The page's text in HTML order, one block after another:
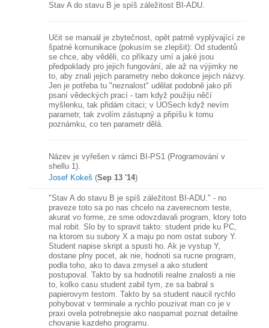
Stav A do stavu B je spíš záležitost BI-ADU.
Učit se manuál je zbytečnost, opět patrně vyplývající ze
špatné komunikace (pokusím se zlepšit): Od studentů
se chce, aby věděli, co příkazy umí a jaké jsou
předpoklady pro jejich fungování, ale až na výjimky ne
to, aby znali jejich parametry nebo dokonce jejich názvy.
Jen je potřeba tu "neznalost" udělat podobně jako při
psaní vědeckých prací - tam když použiju něčí
myšlenku, tak přidám citaci; v UOSech když nevím
parametr, tak zvolím zástupný a připíšu k tomu
poznámku, co ten parametr dělá.
Název je vyřešen v rámci BI-PS1 (Programování v
shellu 1).
Josef Kokeš (Sep 13 '14)
"Stav A do stavu B je spíš záležitost BI-ADU." - no
praveze toto sa po nas chcelo na zaverecnom teste,
akurat vo forme, ze sme odovzdavali program, ktory toto
mal robit. Slo by to spravit takto: student pride ku PC,
na ktorom su subory X a maju po nom ostat subory Y.
Student napise skript a spusti ho. Ak je vystup Y,
dostane plny pocet, ak nie, hodnoti sa rucne program,
podla toho, ako to dava zmysel a ako student
postupoval. Takto by sa hodnotili realne znalosti a nie
to, kolko casu student zabil tym, ze sa babral s
papierovym testom. Takto by sa student naucil rychlo
pohybovat v terminale a rychlo pouzivat man co je v
praxi ovela potrebnejsie ako naspamat poznat detailne
chovanie kazdeho programu.